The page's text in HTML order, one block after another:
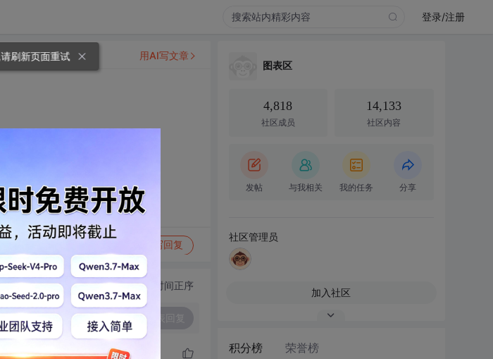
登录/注册
写回复
用AI写文章
切换为时间正序
发表回复
图表区
4,818
社区成员
14,133
社区内容
发帖 与我相关 我的任务 分享
社区管理员
加入社区
积分榜 荣誉榜
刷新页面重试